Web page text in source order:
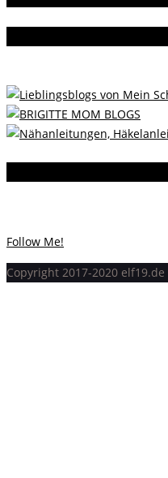
Follow Me!
Copyright 2017-2020 elf19.de